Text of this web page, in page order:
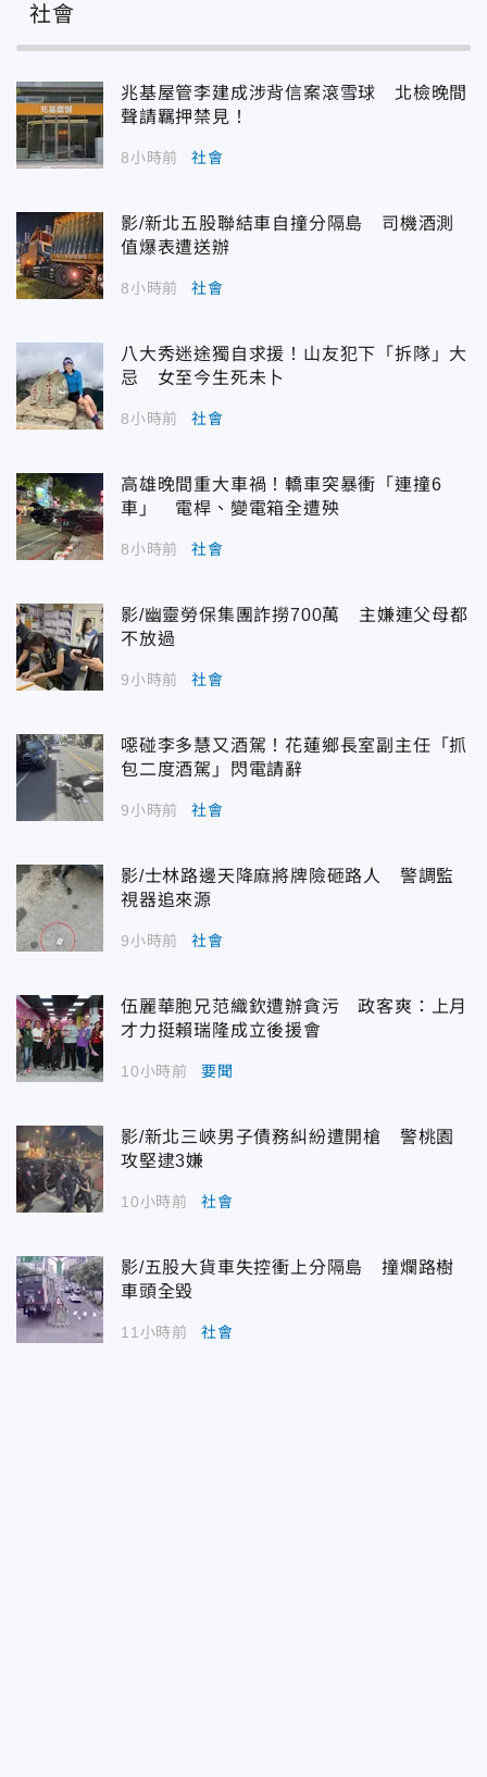
社會
兆基屋管李建成涉背信案滾雪球 北檢晚間
聲請羈押禁見！
8小時前 社會
影/新北五股聯結車自撞分隔島 司機酒測
值爆表遭送辦
8小時前 社會
八大秀迷途獨自求援！山友犯下「拆隊」大
忌 女至今生死未卜
8小時前 社會
高雄晚間重大車禍！轎車突暴衝「連撞6
車」 電桿、變電箱全遭殃
8小時前 社會
影/幽靈勞保集團詐撈700萬 主嫌連父母都
不放過
9小時前 社會
噁碰李多慧又酒駕！花蓮鄉長室副主任「抓
包二度酒駕」閃電請辭
9小時前 社會
影/士林路邊天降麻將牌險砸路人 警調監
視器追來源
9小時前 社會
伍麗華胞兄范織欽遭辦貪污 政客爽：上月
才力挺賴瑞隆成立後援會
10小時前 要聞
影/新北三峽男子債務糾紛遭開槍 警桃園
攻堅逮3嫌
10小時前 社會
影/五股大貨車失控衝上分隔島 撞爛路樹
車頭全毀
11小時前 社會